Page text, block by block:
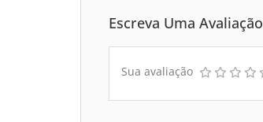
Escreva Uma Avaliação
Sua avaliação